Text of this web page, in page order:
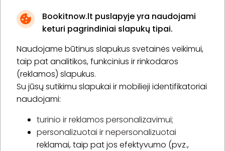
Bookitnow.lt puslapyje yra naudojami
keturi pagrindiniai slapukų tipai.
Naudojame būtinus slapukus svetainės veikimui,
taip pat analitikos, funkcinius ir rinkodaros
(reklamos) slapukus.
Su jūsų sutikimu slapukai ir mobilieji identifikatoriai
naudojami:
turinio ir reklamos personalizavimui;
personalizuotai ir nepersonalizuotai
reklamai, taip pat jos efektyvumo (pvz.,
* Susipažinau su privatumo politika
Prenumeruoti
Apie „BookitNow“